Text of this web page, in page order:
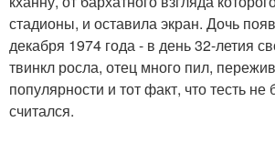
стадионы, и оставила экран. Дочь
декабря 1974 года - в день 32-летия
твинкл росла, отец много пил,
популярности и тот факт, что тесть не
считался.